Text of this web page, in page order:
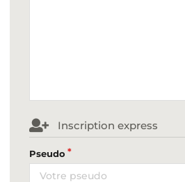
Inscription express
Pseudo